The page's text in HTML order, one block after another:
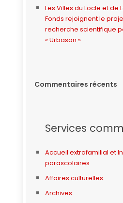
Les Villes du Locle et de
Fonds rejoignent le
recherche scientifique
« Urbasan »
Commentaires récents
Services
Accueil extrafamilial et
parascolaires
Affaires culturelles
Archives